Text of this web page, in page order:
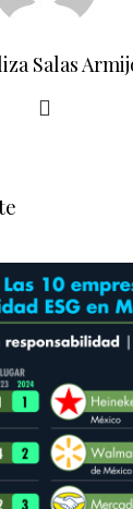
Salas